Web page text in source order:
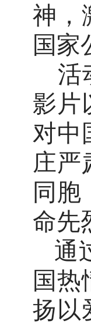
神，
国家
活
影片
对中
庄严
同胞
命先
通
国热
扬以